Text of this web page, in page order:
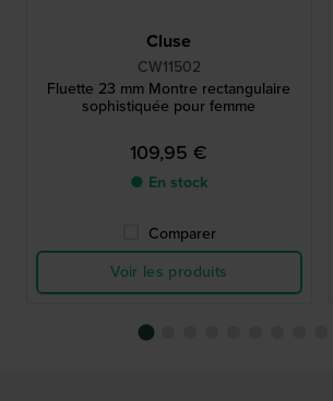
Cluse
CW11502
Fluette 23 mm Montre rectangulaire
sophistiquée pour femme
109,95 €
● En stock
Comparer
Voir les produits